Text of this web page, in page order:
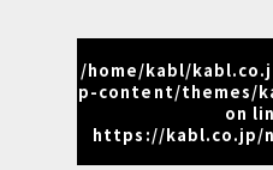
/home/kabl/
p-content/themes/
on
https://kabl.co.jp/